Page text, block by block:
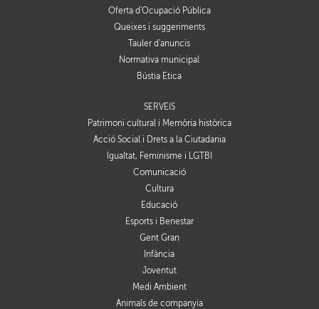
Oferta d'Ocupació Pública
Queixes i suggeriments
Tauler d'anuncis
Normativa municipal
Bústia Ètica
SERVEIS
Patrimoni cultural i Memòria històrica
Acció Social i Drets a la Ciutadania
Igualtat, Feminisme i LGTBI
Comunicació
Cultura
Educació
Esports i Benestar
Gent Gran
Infància
Joventut
Medi Ambient
Animals de companyia